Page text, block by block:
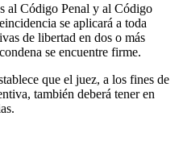
al Código Penal y al Código
se aplicará a toda
de libertad en dos o más
se encuentre firme.
que el juez, a los fines de
también deberá tener en